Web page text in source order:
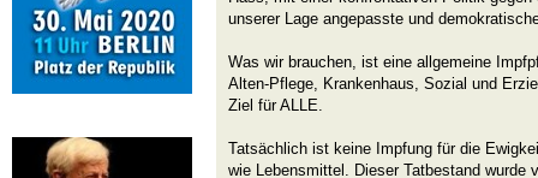
unserer Lage angepasste und
Was wir brauchen, ist eine allgemeine
Alten-Pflege, Krankenhaus, Sozial und
Ziel für ALLE.
Tatsächlich ist keine Impfung für die
wie Lebensmittel. Dieser Tatbestand wurde